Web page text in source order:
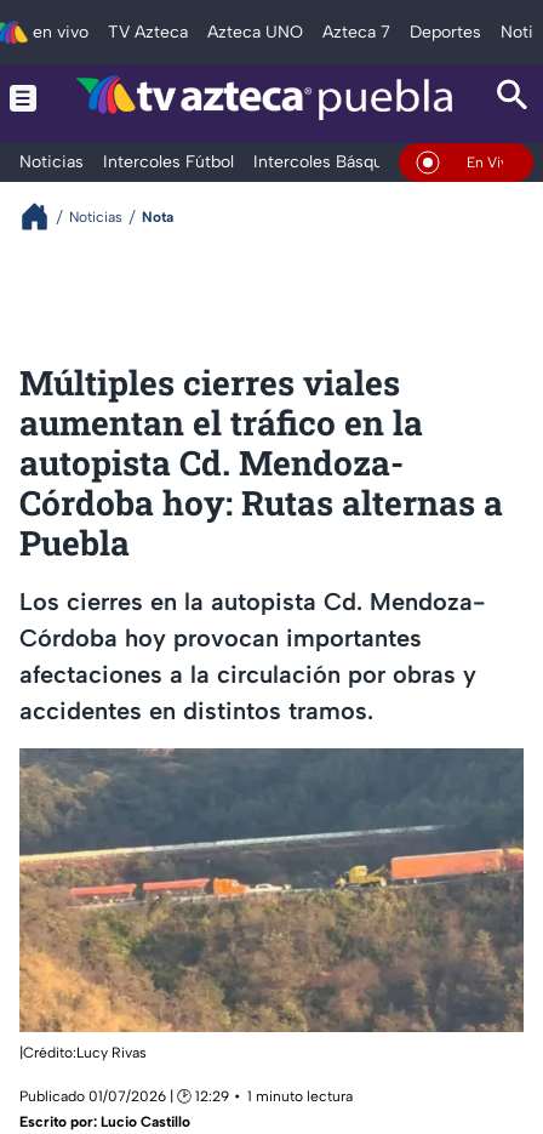
en vivo TV Azteca Azteca UNO Azteca 7 Deportes
Noticias Intercoles Fútbol Intercoles Básquetbol Deportes
En Vivo
Noticias Nota
Múltiples cierres viales
aumentan el tráfico en la
autopista Cd. Mendoza-
Córdoba hoy: Rutas alternas a
Puebla
Los cierres en la autopista Cd. Mendoza-
Córdoba hoy provocan importantes
afectaciones a la circulación por obras y
accidentes en distintos tramos.
|Crédito:Lucy Rivas
Publicado 01/07/2026 | 🕑 12:29
1 minuto lectura
Escrito por: Lucio Castillo